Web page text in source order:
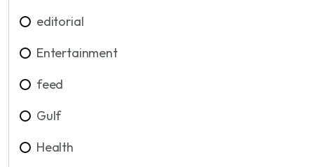
editorial
Entertainment
feed
Gulf
Health